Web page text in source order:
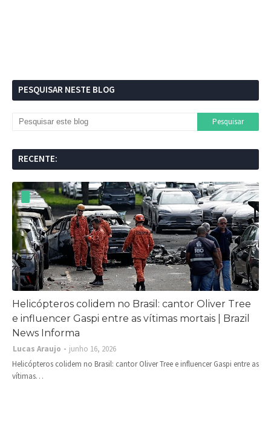
PESQUISAR NESTE BLOG
RECENTE:
Helicópteros colidem no Brasil: cantor Oliver Tree
e influencer Gaspi entre as vítimas mortais | Brazil
News Informa
Lucas Araujo
junho 16, 2026
Helicópteros colidem no Brasil: cantor Oliver Tree e influencer Gaspi entre as
vítimas…